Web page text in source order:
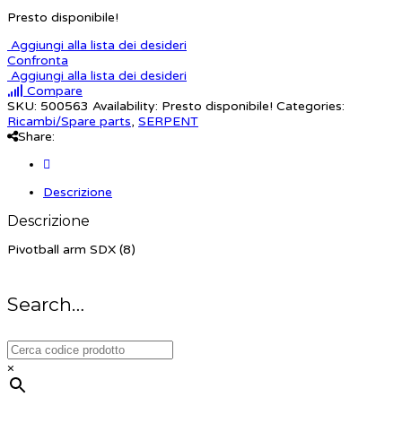
Presto disponibile!
Aggiungi alla lista dei desideri
Confronta
Aggiungi alla lista dei desideri
Compare
SKU: 500563 Availability: Presto disponibile! Categories:
Ricambi/Spare parts, SERPENT
Share:
Descrizione
Descrizione
Pivotball arm SDX (8)
Search…
×